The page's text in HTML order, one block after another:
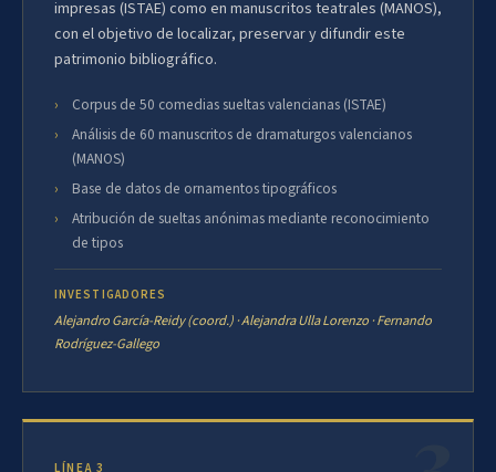
impresas (ISTAE) como en manuscritos teatrales (MANOS),
con el objetivo de localizar, preservar y difundir este
patrimonio bibliográfico.
Corpus de 50 comedias sueltas valencianas (ISTAE)
Análisis de 60 manuscritos de dramaturgos valencianos
(MANOS)
Base de datos de ornamentos tipográficos
Atribución de sueltas anónimas mediante reconocimiento
de tipos
INVESTIGADORES
Alejandro García-Reidy (coord.) · Alejandra Ulla Lorenzo · Fernando
Rodríguez-Gallego
LÍNEA 3